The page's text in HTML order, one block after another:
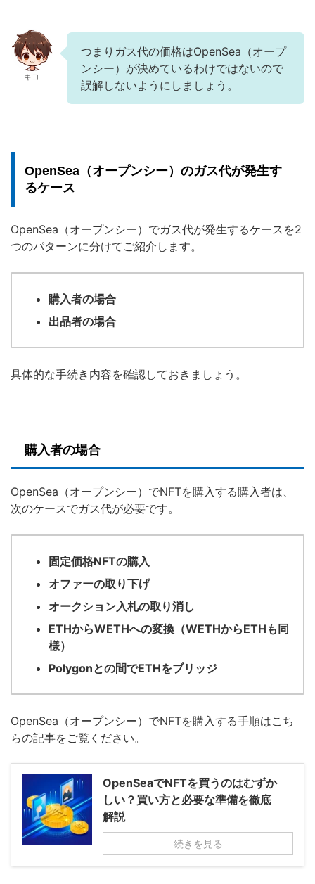
キヨ
つまりガス代の価格はOpenSea（オープ
ンシー）が決めているわけではないので
誤解しないようにしましょう。
OpenSea（オープンシー）のガス代が発生す
るケース
OpenSea（オープンシー）でガス代が発生するケースを2
つのパターンに分けてご紹介します。
購入者の場合
出品者の場合
具体的な手続き内容を確認しておきましょう。
購入者の場合
OpenSea（オープンシー）でNFTを購入する購入者は、
次のケースでガス代が必要です。
固定価格NFTの購入
オファーの取り下げ
オークション入札の取り消し
ETHからWETHへの変換（WETHからETHも同
様）
Polygonとの間でETHをブリッジ
OpenSea（オープンシー）でNFTを購入する手順はこち
らの記事をご覧ください。
OpenSeaでNFTを買うのはむずか
しい？買い方と必要な準備を徹底
解説
続きを見る